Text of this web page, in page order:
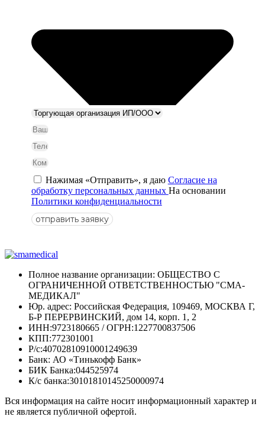
Нажимая «Отправить», я даю Согласие на
обработку персональных данных На основании
Политики конфиденциальности
отправить заявку
Полное название организации: ОБЩЕСТВО С
ОГРАНИЧЕННОЙ ОТВЕТСТВЕННОСТЬЮ "СМА-
МЕДИКАЛ"
Юр. адрес: Российская Федерация, 109469, МОСКВА Г,
Б-Р ПЕРЕРВИНСКИЙ, дом 14, корп. 1, 2
ИНН:9723180665 / ОГРН:1227700837506
КПП:772301001
Р/с:40702810910001249639
Банк: АО «Тинькофф Банк»
БИК Банка:044525974
К/с банка:30101810145250000974
Вся информация на сайте носит информационный характер и
не является публичной офертой.